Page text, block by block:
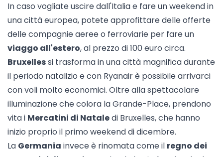
In caso vogliate uscire dall'Italia e fare un weekend in
una città europea, potete approfittare delle offerte
delle compagnie aeree o ferroviarie per fare un
viaggo all'estero, al prezzo di 100 euro circa.
Bruxellessi trasforma in una città magnifica durante
il periodo natalizio e con Ryanairè possibile arrivarci
con voli molto economici. Oltre alla spettacolare
illuminazione che colora la Grande-Place, prendono
vita i Mercatini di Nataledi Bruxelles, che hanno
inizio proprio il primo weekend di dicembre.
La Germania invece è rinomata come il regno dei